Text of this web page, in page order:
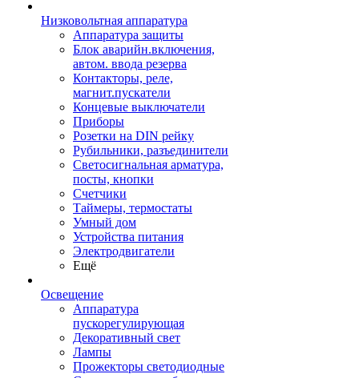
Низковольтная аппаратура
Аппаратура защиты
Блок аварийн.включения,
автом. ввода резерва
Контакторы, реле,
магнит.пускатели
Концевые выключатели
Приборы
Розетки на DIN рейку
Рубильники, разъединители
Светосигнальная арматура,
посты, кнопки
Счетчики
Таймеры, термостаты
Умный дом
Устройства питания
Электродвигатели
Ещё
Освещение
Аппаратура
пускорегулирующая
Декоративный свет
Лампы
Прожекторы светодиодные